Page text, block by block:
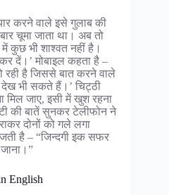
करने वाले इसे गुलाब की
चूमा जाता था। अब तो
कुछ भी शाश्वत नहीं है।
दें।’ मोबाइल कहता है –
रही है जिससे बात करने वाले
भी सकते हैं।’ चिट्ठी
मिल जाए, इसी में खुश रहना
की बातें सुनकर टेलीफोन ने
दोनों को गले लगा
है – “जिन्दगी इक सफर
English